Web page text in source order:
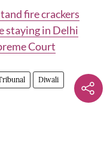
fire crackers
staying in Delhi
Court
Diwali